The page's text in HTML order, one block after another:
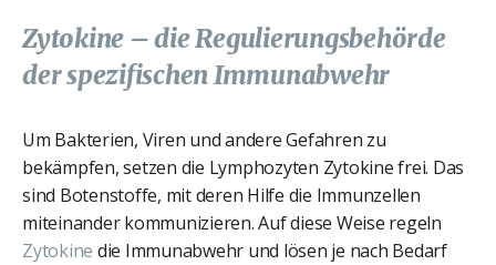
Zytokine – die Regulierungsbehörde
der spezifischen Immunabwehr
Um Bakterien, Viren und andere Gefahren zu
bekämpfen, setzen die Lymphozyten Zytokine frei. Das
sind Botenstoffe, mit deren Hilfe die Immunzellen
miteinander kommunizieren. Auf diese Weise regeln
Zytokine die Immunabwehr und lösen je nach Bedarf